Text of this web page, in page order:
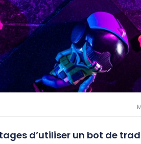
d’utiliser un bot de